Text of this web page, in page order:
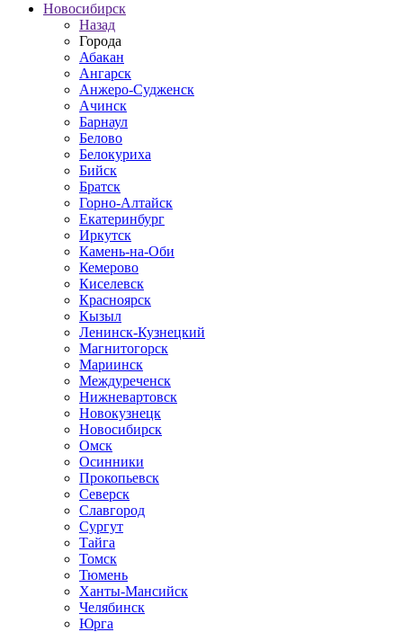
Новосибирск
Назад
Города
Абакан
Ангарск
Анжеро-Судженск
Ачинск
Барнаул
Белово
Белокуриха
Бийск
Братск
Горно-Алтайск
Екатеринбург
Иркутск
Камень-на-Оби
Кемерово
Киселевск
Красноярск
Кызыл
Ленинск-Кузнецкий
Магнитогорск
Мариинск
Междуреченск
Нижневартовск
Новокузнецк
Новосибирск
Омск
Осинники
Прокопьевск
Северск
Славгород
Сургут
Тайга
Томск
Тюмень
Ханты-Мансийск
Челябинск
Юрга